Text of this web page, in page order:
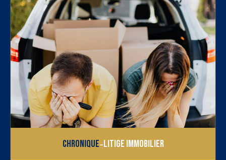
Chronique-Litige immobilier